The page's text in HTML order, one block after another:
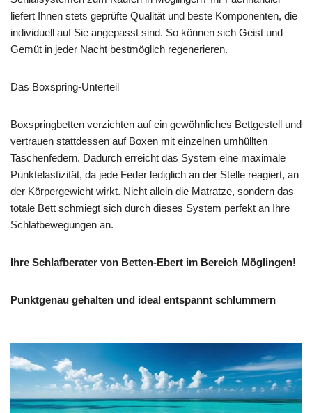
liefert Ihnen stets geprüfte Qualität und beste Komponenten, die
individuell auf Sie angepasst sind. So können sich Geist und
Gemüt in jeder Nacht bestmöglich regenerieren.
Das Boxspring-Unterteil
Boxspringbetten verzichten auf ein gewöhnliches Bettgestell und
vertrauen stattdessen auf Boxen mit einzelnen umhüllten
Taschenfedern. Dadurch erreicht das System eine maximale
Punktelastizität, da jede Feder lediglich an der Stelle reagiert, an
der Körpergewicht wirkt. Nicht allein die Matratze, sondern das
totale Bett schmiegt sich durch dieses System perfekt an Ihre
Schlafbewegungen an.
Ihre Schlafberater von Betten-Ebert im Bereich Möglingen!
Punktgenau gehalten und ideal entspannt schlummern